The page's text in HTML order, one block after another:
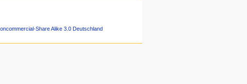
Share Alike 3.0 Deutschland